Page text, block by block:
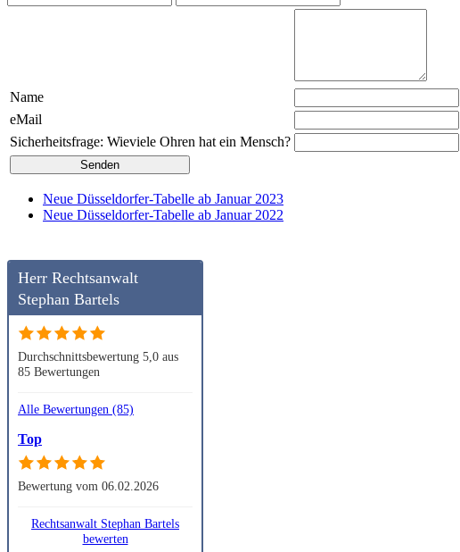
Name
eMail
Sicherheitsfrage: Wieviele Ohren hat ein Mensch?
Neue Düsseldorfer-Tabelle ab Januar 2023
Neue Düsseldorfer-Tabelle ab Januar 2022
Herr Rechtsanwalt
Stephan Bartels
Durchschnittsbewertung 5,0 aus
85 Bewertungen
Alle Bewertungen (85)
Top
Bewertung vom 06.02.2026
Rechtsanwalt Stephan Bartels
bewerten